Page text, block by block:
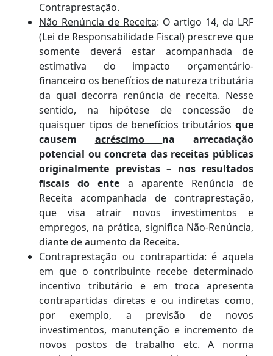
Contraprestação.
Não Renúncia de Receita: O artigo 14, da LRF
(Lei de Responsabilidade Fiscal) prescreve que
somente deverá estar acompanhada de
estimativa do impacto orçamentário-
financeiro os benefícios de natureza tributária
da qual decorra renúncia de receita. Nesse
sentido, na hipótese de concessão de
quaisquer tipos de benefícios tributários que
causem acréscimo na arrecadação
potencial ou concreta das receitas públicas
originalmente previstas – nos resultados
fiscais do ente a aparente Renúncia de
Receita acompanhada de contraprestação,
que visa atrair novos investimentos e
empregos, na prática, significa Não-Renúncia,
diante de aumento da Receita.
Contraprestação ou contrapartida: é aquela
em que o contribuinte recebe determinado
incentivo tributário e em troca apresenta
contrapartidas diretas e ou indiretas como,
por exemplo, a previsão de novos
investimentos, manutenção e incremento de
novos postos de trabalho etc. A norma